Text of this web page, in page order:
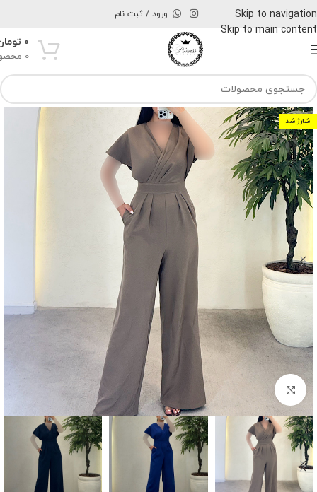
Skip to navigation
Skip to main content
ورود / ثبت نام
0
۰
شارژ شد
بزرگنمایی تصویر